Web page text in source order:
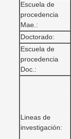
Escuela de
procedencia
Mae.:
Doctorado:
Escuela de
procedencia
Doc.:
Lineas de
investigación: